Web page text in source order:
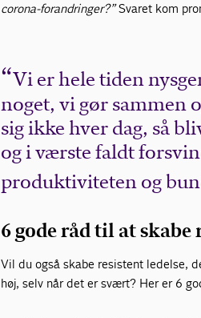
corona-forandringer?”Svaret kom
Vi er hele tiden
noget, vi gør sammen
sig ikke hver dag, så
og i værste faldt
produktiviteten og
­­­6 gode råd til at skabe
Vil du også skabe resistent ledelse,
høj, selv når det er svært? Her er 6